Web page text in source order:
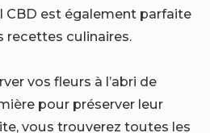
CBD est également parfaite
recettes culinaires.
vos fleurs à l’abri de
pour préserver leur
vous trouverez toutes les